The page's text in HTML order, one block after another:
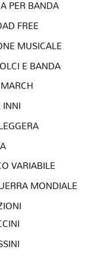
PER BANDA
FREE
MUSICALE
E BANDA
VARIABILE
MONDIALE